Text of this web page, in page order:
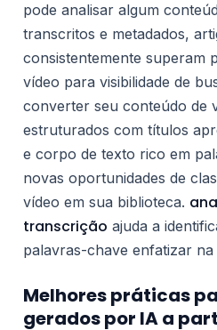
pode analisar algum
transcritos e metadados,
consistentemente superam
vídeo para visibilidade de
converter seu conteúdo de
estruturados com títulos
e corpo de texto rico em
novas oportunidades de
vídeo em sua biblioteca.
transcrição ajuda a
palavras-chave enfatizar
Melhores práticas
gerados por IA a